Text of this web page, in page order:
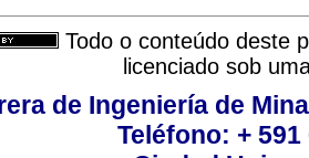
Todo o conteúdo deste
licenciado sob
de Ingeniería de
Teléfono: + 591